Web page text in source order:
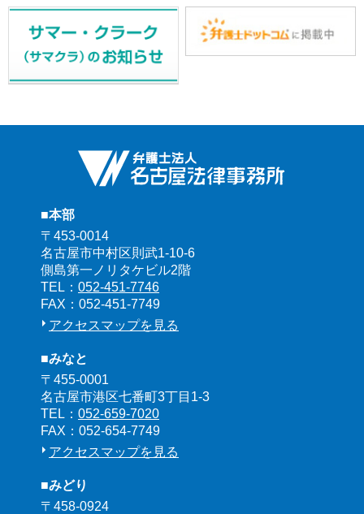
■本部
〒453-0014
名古屋市中村区則武1-10-6
側島第一ノリタケビル2階
TEL： 052-451-7746
FAX：052-451-7749
アクセスマップを見る
■みなと
〒455-0001
名古屋市港区七番町3丁目1-3
TEL： 052-659-7020
FAX：052-654-7749
アクセスマップを見る
■みどり
〒458-0924